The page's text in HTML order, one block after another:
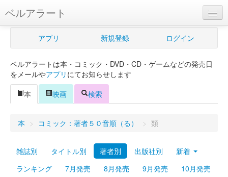
ベルアラート
ベルアラートとは
新規登録
ログイン
Myシェルフ
アプリ 新規登録 ログイン
ベルアラートは本・コミック・DVD・CD・ゲームなどの発売日
をメールやアプリ にてお知らせします
本
映画 検索
本 > コミック：著者５０音順（る） > 類
雑誌別 タイトル別 著者別 出版社別
新着
ランキング
7月発売 8月発売 9月発売 10月発売